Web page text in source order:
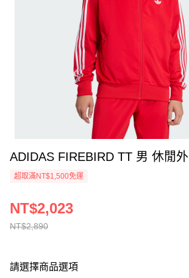
ADIDAS FIREBIRD TT 男 休閒
超取滿NT$1,500免運
NT$2,890
NT$2,023
請選擇商品選項